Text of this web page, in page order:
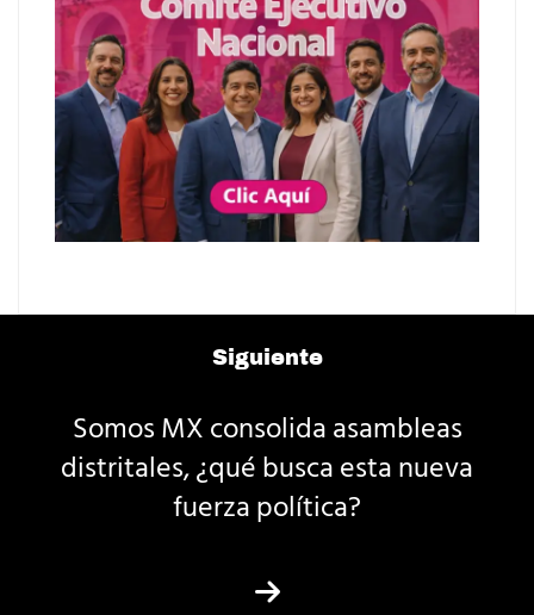
Siguiente
Somos MX consolida asambleas
distritales, ¿qué busca esta nueva
fuerza política?